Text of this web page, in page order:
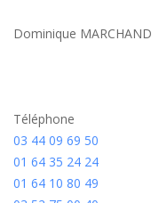
Dominique MARCHAND
Téléphone
03 44 09 69 50
01 64 35 24 24
01 64 10 80 49